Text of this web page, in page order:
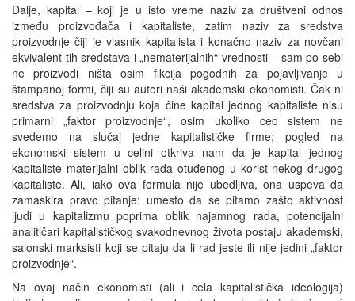
Dalje, kapital – koji je u isto vreme naziv za društveni odnos
između proizvođača i kapitaliste, zatim naziv za sredstva
proizvodnje čiji je vlasnik kapitalista i konačno naziv za novčani
ekvivalent tih sredstava i „nematerijalnih“ vrednosti – sam po sebi
ne proizvodi ništa osim fikcija pogodnih za pojavljivanje u
štampanoj formi, čiji su autori naši akademski ekonomisti. Čak ni
sredstva za proizvodnju koja čine kapital jednog kapitaliste nisu
primarni „faktor proizvodnje“, osim ukoliko ceo sistem ne
svedemo na slučaj jedne kapitalističke firme; pogled na
ekonomski sistem u celini otkriva nam da je kapital jednog
kapitaliste materijalni oblik rada otuđenog u korist nekog drugog
kapitaliste. Ali, iako ova formula nije ubedljiva, ona uspeva da
zamaskira pravo pitanje: umesto da se pitamo zašto aktivnost
ljudi u kapitalizmu poprima oblik najamnog rada, potencijalni
analitičari kapitalističkog svakodnevnog života postaju akademski,
salonski marksisti koji se pitaju da li rad jeste ili nije jedini „faktor
proizvodnje“.
Na ovaj način ekonomisti (ali i cela kapitalistička ideologija)